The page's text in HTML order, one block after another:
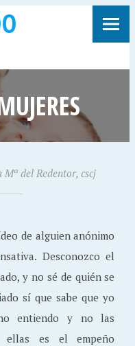
del Redentor, cscj
de alguien anónimo
Desconozco el
y no sé de quién se
sí que sabe que yo
entiendo y no las
ellas es el empeño